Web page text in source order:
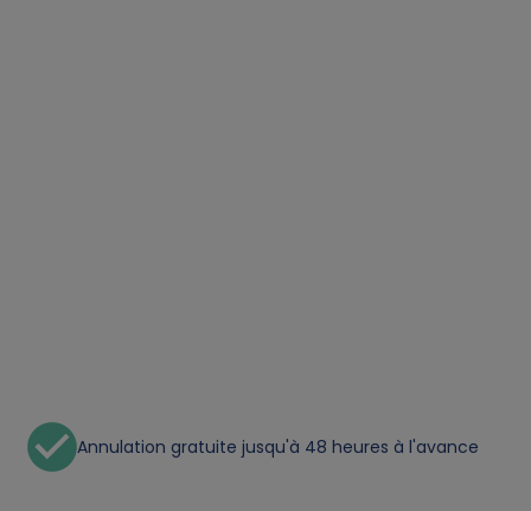
Annulation gratuite jusqu'à 48 heures à l'avance
a